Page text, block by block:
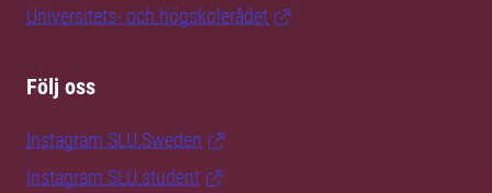
Universitets- och högskolerådet
Följ oss
Instagram SLU.Sweden
Instagram SLU.student